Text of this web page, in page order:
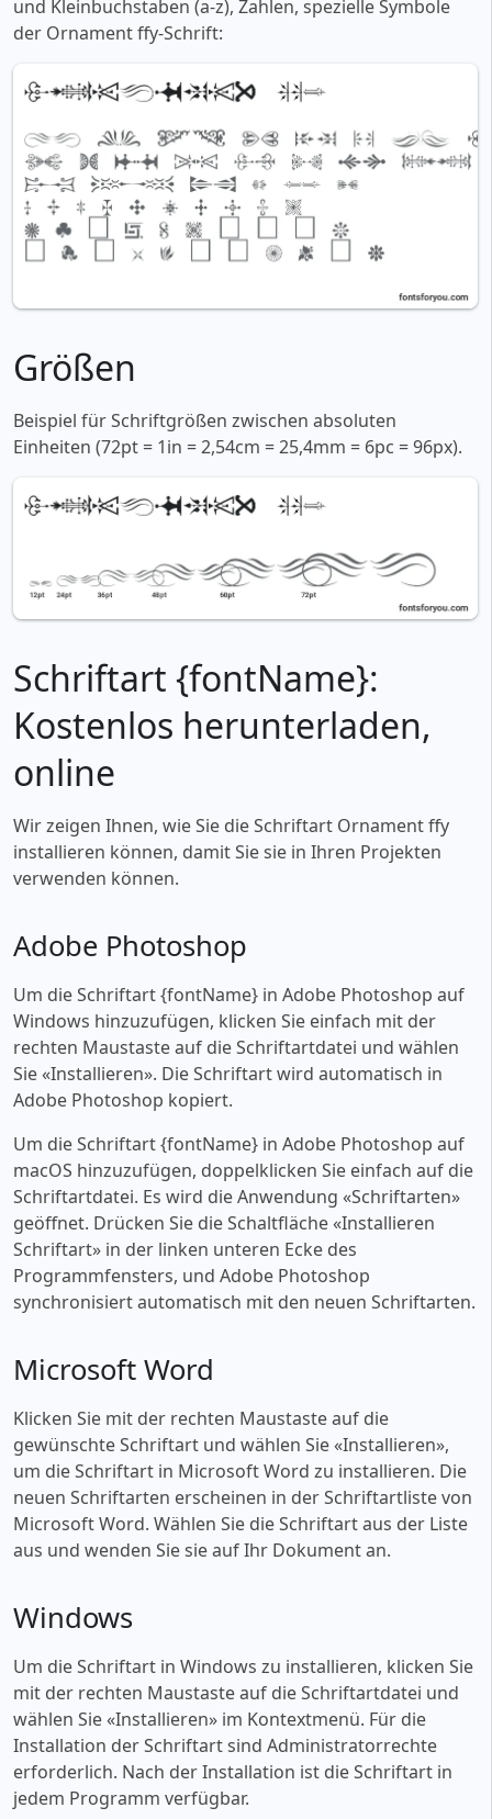
und Kleinbuchstaben (a-z), Zahlen, spezielle Symbole
der Ornament ffy-Schrift:
Größen
Beispiel für Schriftgrößen zwischen absoluten
Einheiten (72pt = 1in = 2,54cm = 25,4mm = 6pc = 96px).
Schriftart {fontName}:
Kostenlos herunterladen,
online
Wir zeigen Ihnen, wie Sie die Schriftart Ornament ffy
installieren können, damit Sie sie in Ihren Projekten
verwenden können.
Adobe Photoshop
Um die Schriftart {fontName} in Adobe Photoshop auf
Windows hinzuzufügen, klicken Sie einfach mit der
rechten Maustaste auf die Schriftartdatei und wählen
Sie «‎Installieren». Die Schriftart wird automatisch in
Adobe Photoshop kopiert.
Um die Schriftart {fontName} in Adobe Photoshop auf
macOS hinzuzufügen, doppelklicken Sie einfach auf die
Schriftartdatei. Es wird die Anwendung «‎Schriftarten»
geöffnet. Drücken Sie die Schaltfläche «‎Installieren
Schriftart» in der linken unteren Ecke des
Programmfensters, und Adobe Photoshop
synchronisiert automatisch mit den neuen Schriftarten.
Microsoft Word
Klicken Sie mit der rechten Maustaste auf die
gewünschte Schriftart und wählen Sie «‎Installieren»,
um die Schriftart in Microsoft Word zu installieren. Die
neuen Schriftarten erscheinen in der Schriftartliste von
Microsoft Word. Wählen Sie die Schriftart aus der Liste
aus und wenden Sie sie auf Ihr Dokument an.
Windows
Um die Schriftart in Windows zu installieren, klicken Sie
mit der rechten Maustaste auf die Schriftartdatei und
wählen Sie «‎Installieren» im Kontextmenü. Für die
Installation der Schriftart sind Administratorrechte
erforderlich. Nach der Installation ist die Schriftart in
jedem Programm verfügbar.